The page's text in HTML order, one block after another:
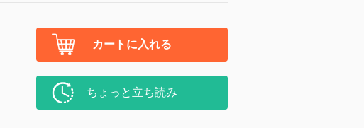
カートに入れる
ちょっと立ち読み